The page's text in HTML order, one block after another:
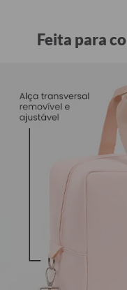
Feita para